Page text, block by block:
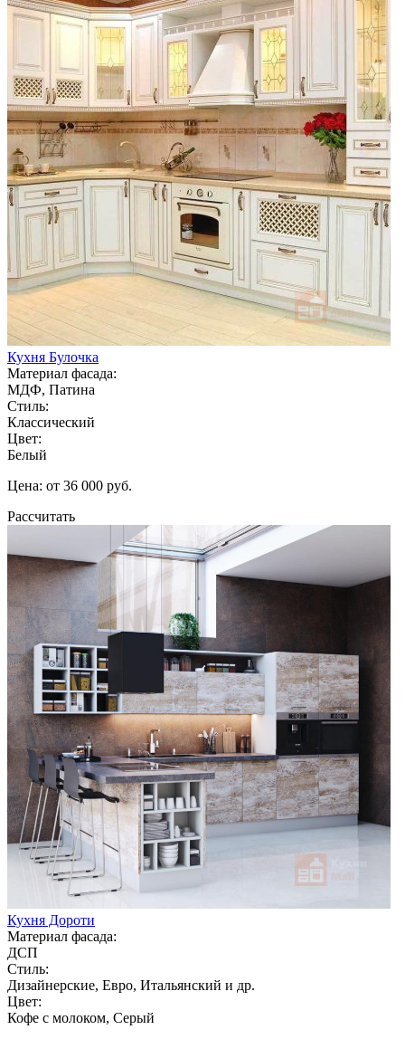
Кухня Булочка
Материал фасада:
МДФ, Патина
Стиль:
Классический
Цвет:
Белый
Цена: от 36 000 руб.
Рассчитать
Кухня Дороти
Материал фасада:
ДСП
Стиль:
Дизайнерские, Евро, Итальянский и др.
Цвет:
Кофе с молоком, Серый